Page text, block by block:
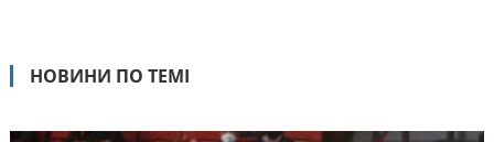
НОВИНИ ПО ТЕМІ